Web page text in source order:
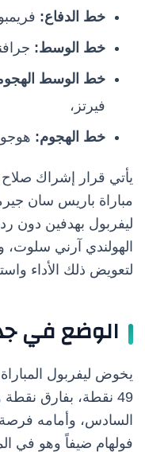
خط الدفاع:
خط الوسط:
خط الوسط
فيرتز،
خط الهجوم: هوجو
يأتي قرار إشراك صلاح
مباراة باريس سان
ليفربول بهدفين دون
الهولندي آرني سلوت،
لتعويض ذلك الأداء
الوضع في
يخوض ليفربول
49 نقطة، بفارق
السادس، وأمامه فرصة